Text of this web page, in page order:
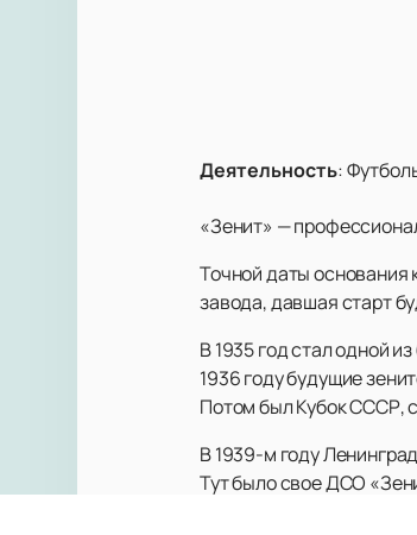
Деятельность:
«Зенит» —
Точной даты основания
завода, давшая старт
В 1935 год стал одной
1936 году будущие
Потом был Кубок СССР,
В 1939-м году
Тут было свое ДСО